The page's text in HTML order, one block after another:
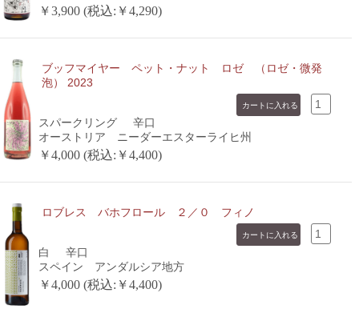
￥3,900 (税込:￥4,290)
ブッフマイヤー ペット・ナット ロゼ （ロゼ・微発
泡） 2023
スパークリング
辛口
オーストリア ニーダーエスターライヒ州
￥4,000 (税込:￥4,400)
ロブレス バホフロール ２／０ フィノ
白
辛口
スペイン アンダルシア地方
￥4,000 (税込:￥4,400)